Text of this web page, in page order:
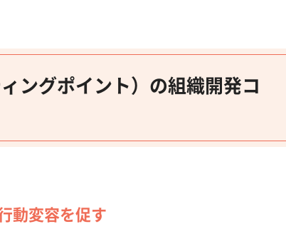
グポイント）の組織開発コ
動変容を促す